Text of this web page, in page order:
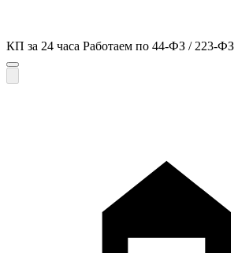
КП за 24 часа Работаем по 44-ФЗ / 223-ФЗ